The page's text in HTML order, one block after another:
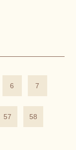
6 7
57
58